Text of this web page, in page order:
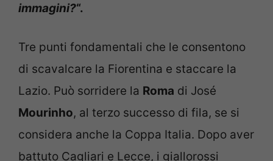
immagini?“.
Tre punti fondamentali che le consentono
di scavalcare la Fiorentina e staccare la
Lazio. Può sorridere la Roma di José
Mourinho, al terzo successo di fila, se si
considera anche la Coppa Italia. Dopo aver
battuto Cagliari e Lecce, i giallorossi